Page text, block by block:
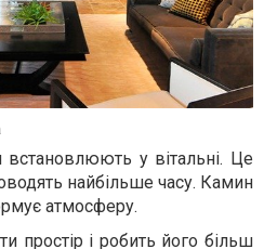
встановлюють у вітальні. Це
найбільше часу. Камин
атмосферу.
простір і робить його більш